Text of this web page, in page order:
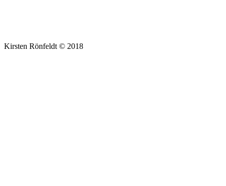
Kirsten Rönfeldt © 2018